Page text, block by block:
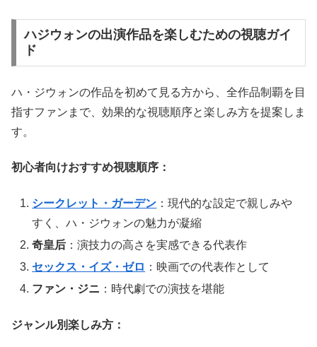
ハジウォンの出演作品を楽しむための視聴ガイ
ド
ハ・ジウォンの作品を初めて見る方から、全作品制覇を目
指すファンまで、効果的な視聴順序と楽しみ方を提案しま
す。
初心者向けおすすめ視聴順序：
シークレット・ガーデン ：現代的な設定で親しみや
すく、ハ・ジウォンの魅力が凝縮
奇皇后 ：演技力の高さを実感できる代表作
セックス・イズ・ゼロ ：映画での代表作として
ファン・ジニ ：時代劇での演技を堪能
ジャンル別楽しみ方：